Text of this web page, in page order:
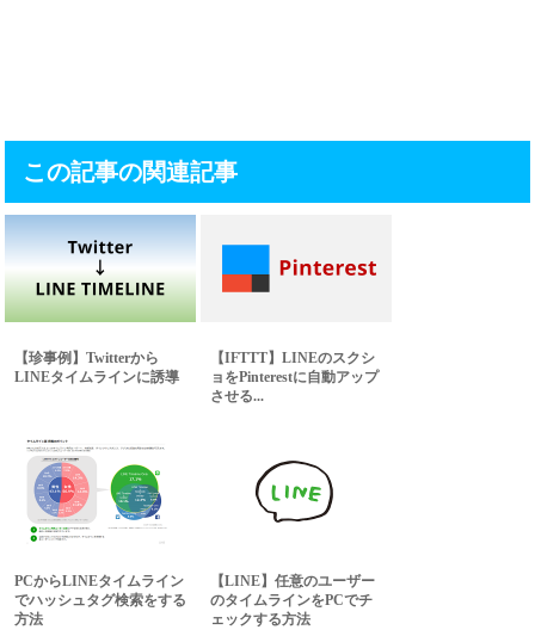
この記事の関連記事
【珍事例】Twitterから
LINEタイムラインに誘導
【IFTTT】LINEのスクシ
ョをPinterestに自動アップ
させる...
PCからLINEタイムライン
でハッシュタグ検索をする
方法
【LINE】任意のユーザー
のタイムラインをPCでチ
ェックする方法